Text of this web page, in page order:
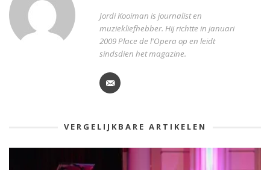
Jordi Kooiman is journalist en
muziekliefhebber. Hij richtte in januari
2009 Place de l'Opera op en leidt
sindsdien het magazine.
VERGELIJKBARE ARTIKELEN